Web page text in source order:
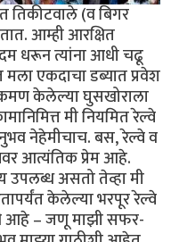
तिकीटवाले (व बिगर
आम्ही आरक्षित
धरून त्यांना आधी चढू
एकदाचा डब्यात प्रवेश
केलेल्या घुसखोराला
मी नियमित रेल्वे
नेहेमीचाच. बस, रेल्वे व
आत्यंतिक प्रेम आहे.
उपलब्ध असतो तेव्हा मी
केलेल्या भरपूर रेल्वे
आहे – जणू माझी सफर-